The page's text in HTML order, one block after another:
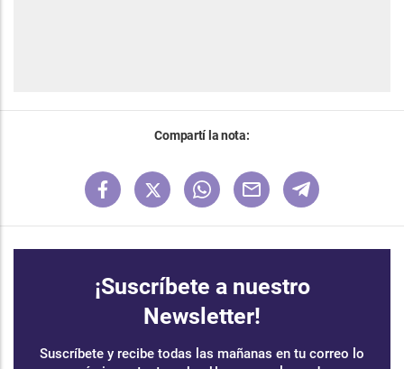
Compartí la nota:
¡Suscríbete a nuestro
Newsletter!
Suscríbete y recibe todas las mañanas en tu correo lo